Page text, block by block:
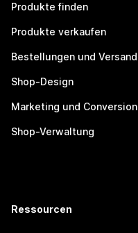
Produkte finden
Produkte verkaufen
Bestellungen und Versand
Shop-Design
Marketing und Conversion
Shop-Verwaltung
Ressourcen